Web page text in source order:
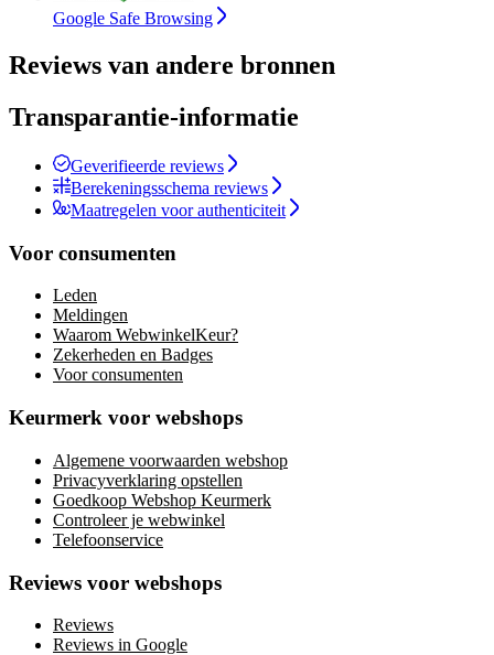
Google Safe Browsing
Reviews van andere bronnen
Transparantie-informatie
Geverifieerde reviews
Berekeningsschema reviews
Maatregelen voor authenticiteit
Voor consumenten
Leden
Meldingen
Waarom WebwinkelKeur?
Zekerheden en Badges
Voor consumenten
Keurmerk voor webshops
Algemene voorwaarden webshop
Privacyverklaring opstellen
Goedkoop Webshop Keurmerk
Controleer je webwinkel
Telefoonservice
Reviews voor webshops
Reviews
Reviews in Google